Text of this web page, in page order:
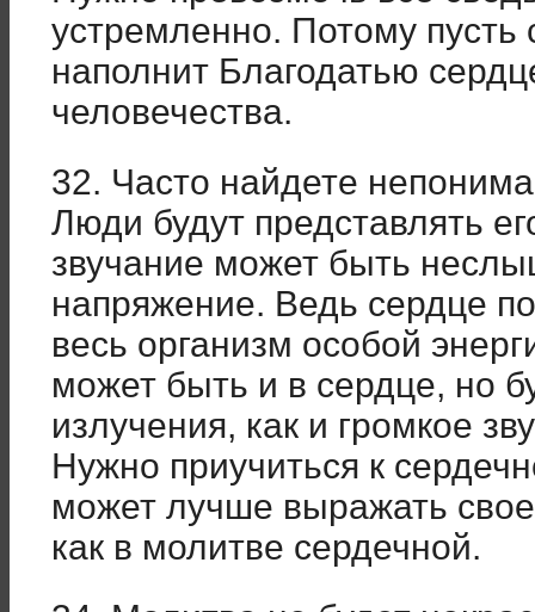
устремленно. Потому
наполнит Благодатью
человечества.
32. Часто найдете
Люди будут представлять
звучание может быть
напряжение. Ведь сердце
весь организм особой
может быть и в сердце, но
излучения, как и громкое
Нужно приучиться к
может лучше выражать
как в молитве сердечной.